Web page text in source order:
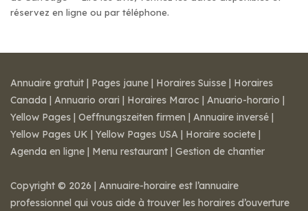
réservez en ligne ou par téléphone.
Annuaire gratuit | Pages jaune | Horaires Suisse | Horaires
Canada | Annuario orari | Horaires Maroc | Anuario-horario |
Yellow Pages | Oeffnungszeiten firmen | Annuaire inversé |
Yellow Pages UK | Yellow Pages USA | Horaire societe |
Agenda en ligne | Menu restaurant | Gestion de chantier
Copyright © 2026 | Annuaire-horaire est l’annuaire
professionnel qui vous aide à trouver les horaires d’ouverture